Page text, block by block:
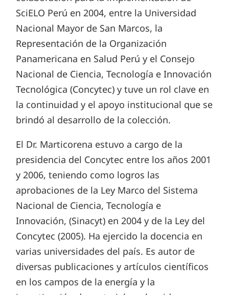
SciELO Perú en 2004, entre la Universidad
Nacional Mayor de San Marcos, la
Representación de la Organización
Panamericana en Salud Perú y el Consejo
Nacional de Ciencia, Tecnología e Innovación
Tecnológica (Concytec) y tuve un rol clave en
la continuidad y el apoyo institucional que se
brindó al desarrollo de la colección.
El Dr. Marticorena estuvo a cargo de la
presidencia del Concytec entre los años 2001
y 2006, teniendo como logros las
aprobaciones de la Ley Marco del Sistema
Nacional de Ciencia, Tecnología e
Innovación, (Sinacyt) en 2004 y de la Ley del
Concytec (2005). Ha ejercido la docencia en
varias universidades del país. Es autor de
diversas publicaciones y artículos científicos
en los campos de la energía y la